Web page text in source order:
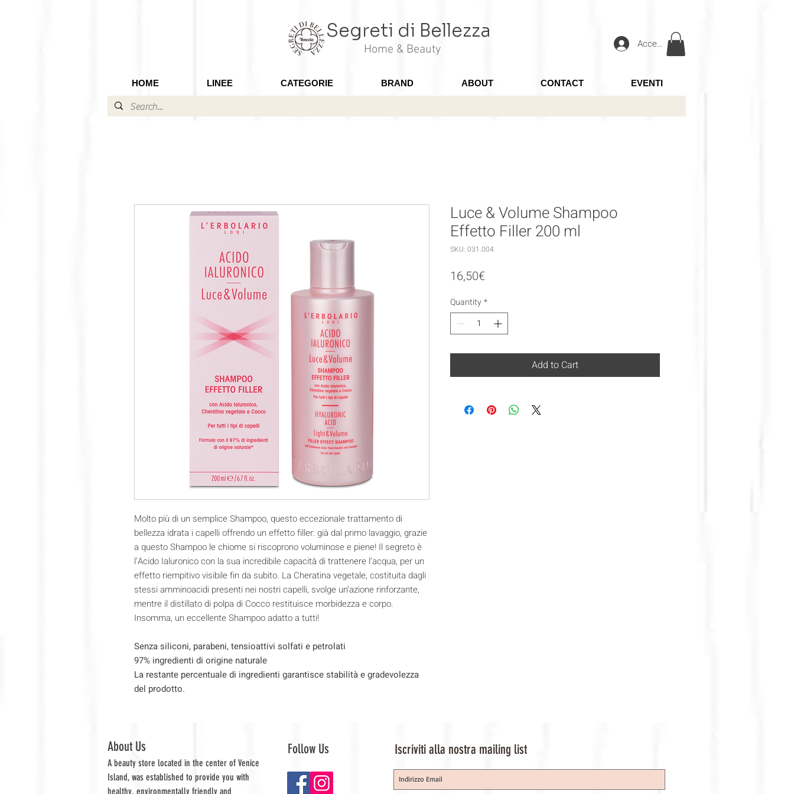
Segreti di Bellezza
Home & Beauty Accedi
HOME LINEE CATEGORIE BRAND ABOUT CONTACT EVENTI
Molto più di un semplice Shampoo, questo eccezionale trattamento di
bellezza idrata i capelli offrendo un effetto filler: già dal primo lavaggio, grazie
a questo Shampoo le chiome si riscoprono voluminose e piene! Il segreto è
l’Acido Ialuronico con la sua incredibile capacità di trattenere l’acqua, per un
effetto riempitivo visibile fin da subito. La Cheratina vegetale, costituita dagli
stessi amminoacidi presenti nei nostri capelli, svolge un’azione rinforzante,
mentre il distillato di polpa di Cocco restituisce morbidezza e corpo.
Insomma, un eccellente Shampoo adatto a tutti!
Senza siliconi, parabeni, tensioattivi solfati e petrolati
97% ingredienti di origine naturale
La restante percentuale di ingredienti garantisce stabilità e gradevolezza
del prodotto.
Luce & Volume Shampoo
Effetto Filler 200 ml
SKU: 031.004
16,50€
Quantity*
Add to Cart
Iscriviti alla nostra mailing list
About Us
A beauty store located in the center of Venice
Island, was established to provide you with
healthy, environmentally friendly and
Follow Us